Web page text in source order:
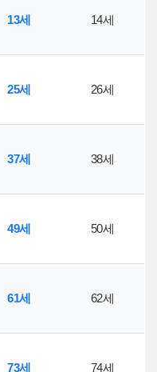
13세 14세
25세 26세
37세 38세
49세 50세
61세 62세
73세 74세